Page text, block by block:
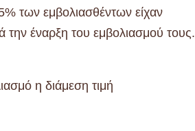
των εμβολιασθέντων είχαν
την έναρξη του εμβολιασμού τους.
η διάμεση τιμή